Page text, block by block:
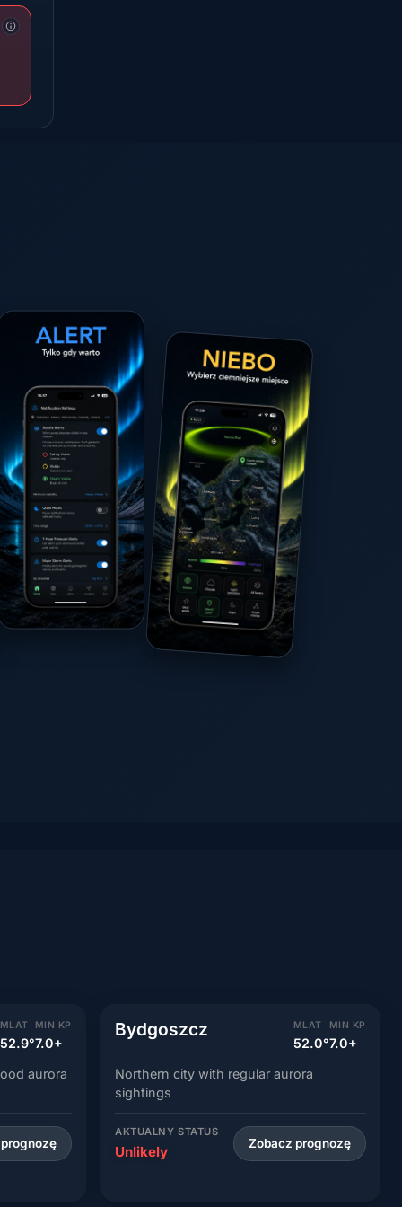
MLAT
52.9°
MIN KP
7.0+
aurora
Bydgoszcz MLAT
52.0°
MIN KP
7.0+
Northern city with regular aurora
sightings
AKTUALNY STATUS
Unlikely Zobacz prognozę